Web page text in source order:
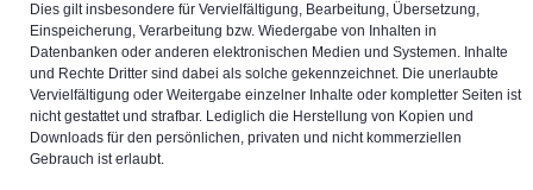
Dies gilt insbesondere für Vervielfältigung, Bearbeitung, Übersetzung,
Einspeicherung, Verarbeitung bzw. Wiedergabe von Inhalten in
Datenbanken oder anderen elektronischen Medien und Systemen. Inhalte
und Rechte Dritter sind dabei als solche gekennzeichnet. Die unerlaubte
Vervielfältigung oder Weitergabe einzelner Inhalte oder kompletter Seiten ist
nicht gestattet und strafbar. Lediglich die Herstellung von Kopien und
Downloads für den persönlichen, privaten und nicht kommerziellen
Gebrauch ist erlaubt.